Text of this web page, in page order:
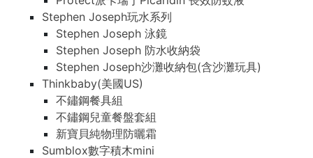
Stephen Joseph玩水系列
Stephen Joseph 泳鏡
Stephen Joseph 防水收納袋
Stephen Joseph沙灘收納包(含沙灘玩具)
Thinkbaby(美國US)
不鏽鋼餐具組
不鏽鋼兒童餐盤套組
新寶貝純物理防曬霜
Sumblox數字積木mini